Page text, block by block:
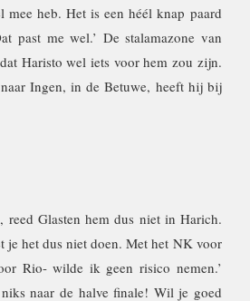
heb. Het is een héél knap paard
past me wel.’ De stalamazone van
Haristo wel iets voor hem zou zijn.
Ingen, in de Betuwe, heeft hij bij
Glasten hem dus niet in Harich.
je het dus niet doen. Met het NK voor
Rio- wilde ik geen risico nemen.’
naar de halve finale! Wil je goed